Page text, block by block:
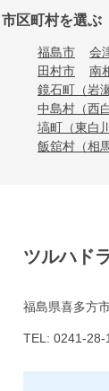
市区町村を選ぶ
福島市 会
田村市
南
鏡石町（岩
中島村（西
塙町（東白
飯舘村（相
ツルハド
福島県喜多方
TEL: 0241-28-